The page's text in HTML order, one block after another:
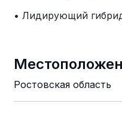
• Лидирующий
Ростовская область